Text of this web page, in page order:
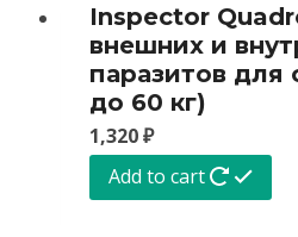
Inspector
внешних и
паразитов для
до 60 кг)
1,320₽
Add to cart